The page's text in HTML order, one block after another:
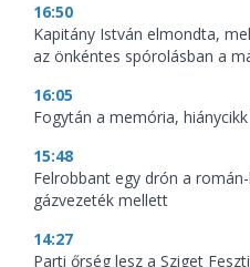
16:50
Kapitány István elmondta,
az önkéntes spórolásban a
16:05
Fogytán a memória,
15:48
Felrobbant egy drón a
gázvezeték mellett
14:27
Parti őrség lesz a Sziget